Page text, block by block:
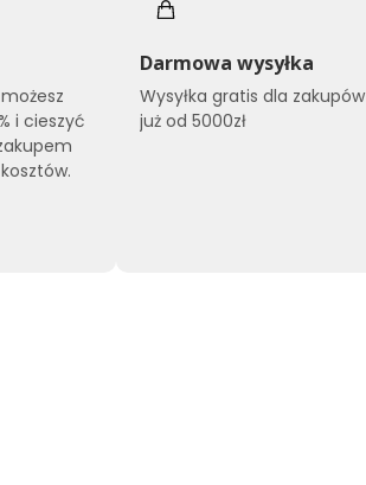
i cieszyć
Darmowa wysyłka
Wysyłka gratis dla zakupów
już od 5000zł